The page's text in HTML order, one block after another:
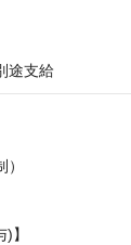
途支給
】